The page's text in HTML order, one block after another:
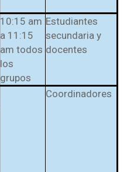
10:15 am
a 11:15
am todos
los
grupos
Estudiantes
secundaria y
docentes
Coordinadores